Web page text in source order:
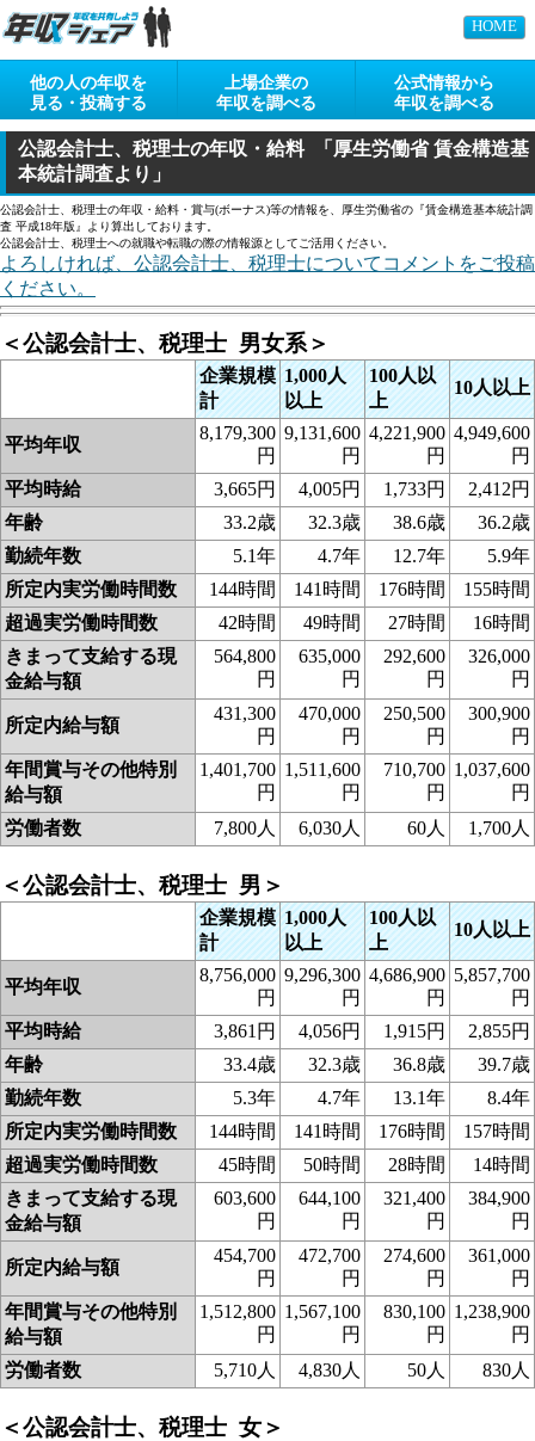
HOME
他の人の年収を
見る・投稿する
上場企業の
年収を調べる
公式情報から
年収を調べる
公認会計士、税理士の年収・給料 「厚生労働省 賃金構造基
本統計調査より」
公認会計士、税理士の年収・給料・賞与(ボーナス)等の情報を、厚生労働省の『賃金構造基本統計調
査 平成18年版』より算出しております。
公認会計士、税理士への就職や転職の際の情報源としてご活用ください。
よろしければ、公認会計士、税理士についてコメントをご投稿
ください。
＜公認会計士、税理士 男女系＞
企業規模
計
1,000人
以上
100人以
上
10人以上
平均年収
8,179,300
円
9,131,600
円
4,221,900
円
4,949,600
円
平均時給
3,665円 4,005円 1,733円
2,412円
年齢
33.2歳 32.3歳 38.6歳
36.2歳
勤続年数
5.1年 4.7年 12.7年
5.9年
所定内実労働時間数
144時間 141時間 176時間
155時間
超過実労働時間数
42時間 49時間 27時間
16時間
きまって支給する現
金給与額
564,800
円
635,000
円
292,600
円
326,000
円
所定内給与額
431,300
円
470,000
円
250,500
円
300,900
円
年間賞与その他特別
給与額
1,401,700
円
1,511,600
円
710,700
円
1,037,600
円
労働者数
7,800人 6,030人 60人 1,700人
＜公認会計士、税理士 男＞
企業規模
計
1,000人
以上
100人以
上
10人以上
平均年収
8,756,000
円
9,296,300
円
4,686,900
円
5,857,700
円
平均時給
3,861円 4,056円 1,915円
2,855円
年齢
33.4歳 32.3歳 36.8歳
39.7歳
勤続年数
5.3年 4.7年 13.1年
8.4年
所定内実労働時間数
144時間 141時間 176時間
157時間
超過実労働時間数
45時間 50時間 28時間
14時間
きまって支給する現
金給与額
603,600
円
644,100
円
321,400
円
384,900
円
所定内給与額
454,700
円
472,700
円
274,600
円
361,000
円
年間賞与その他特別
給与額
1,512,800
円
1,567,100
円
830,100
円
1,238,900
円
労働者数
5,710人 4,830人 50人 830人
＜公認会計士、税理士 女＞